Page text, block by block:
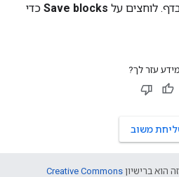
לוחצים על Save blocks כדי
עזר לך?
משוב
הוא ברישיון Creative Commons